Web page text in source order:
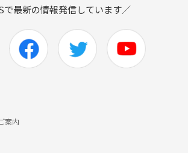
で最新の情報発信しています／
案内